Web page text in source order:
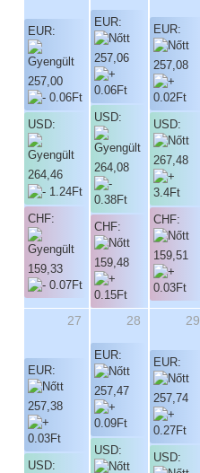
EUR:
257,00
USD:
264,46
CHF:
159,33
EUR:
257,06
USD:
264,08
CHF:
159,48
EUR:
257,08
USD:
267,48
CHF:
159,51
27
EUR:
257,38
USD:
28
EUR:
257,47
USD:
29
EUR:
257,74
USD: